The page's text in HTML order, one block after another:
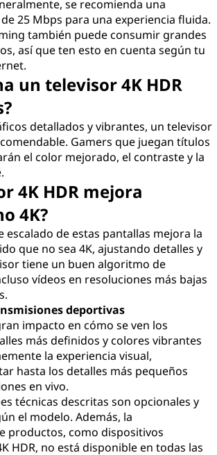
se recomienda una
25 Mbps para una experiencia fluida.
también puede consumir grandes
así que ten esto en cuenta según tu
un televisor 4K HDR
detallados y vibrantes, un televisor
Gamers que juegan títulos
el color mejorado, el contraste y la
4K HDR mejora
4K?
escalado de estas pantallas mejora la
que no sea 4K, ajustando detalles y
tiene un buen algoritmo de
vídeos en resoluciones más bajas
deportivas
impacto en cómo se ven los
más definidos y colores vibrantes
la experiencia visual,
hasta los detalles más pequeños
en vivo.
técnicas descritas son opcionales y
el modelo. Además, la
productos, como dispositivos
HDR, no está disponible en todas las